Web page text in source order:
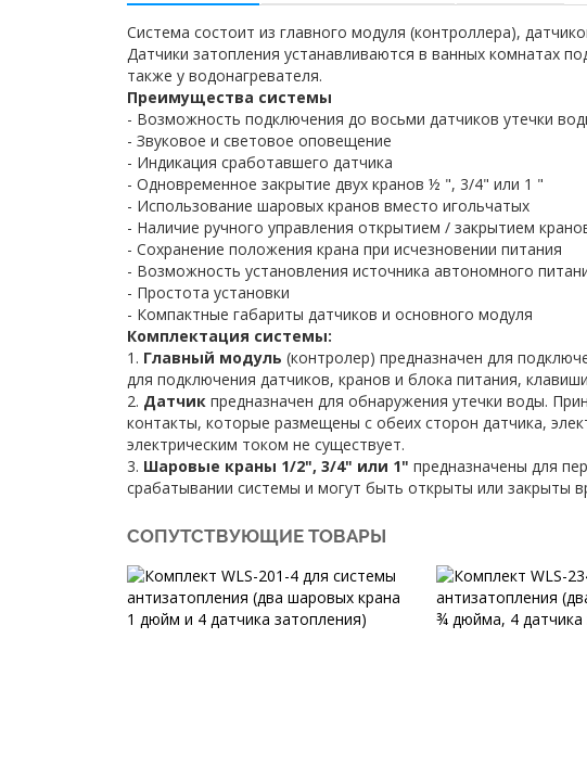
Система состоит из главного модуля (контроллера),
Датчики затопления устанавливаются в ванных комнатах
также у водонагревателя.
Преимущества системы
- Возможность подключения до восьми датчиков утечки
- Звуковое и световое оповещение
- Индикация сработавшего датчика
- Одновременное закрытие двух кранов ½ ", 3/4" или 1 "
- Использование шаровых кранов вместо игольчатых
- Наличие ручного управления открытием / закрытием
- Сохранение положения крана при исчезновении питания
- Возможность установления источника автономного
- Простота установки
- Компактные габариты датчиков и основного модуля
Комплектация системы:
1. Главный модуль (контролер) предназначен для
для подключения датчиков, кранов и блока питания,
2. Датчик предназначен для обнаружения утечки воды.
контакты, которые размещены с обеих сторон датчика,
электрическим током не существует.
3. Шаровые краны 1/2", 3/4" или 1" предназначены для
срабатывании системы и могут быть открыты или закрыты
СОПУТСТВУЮЩИЕ ТОВАРЫ